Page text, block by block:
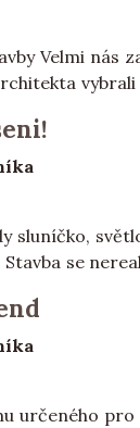
Velmi nás
sluníčko,
se
určeného